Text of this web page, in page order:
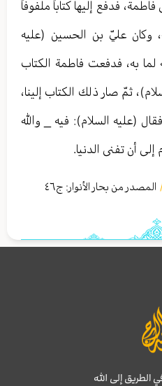
فدفع إليها كتاباً ملفوفاً
وكان عليّ بن الحسين (عليه
لما به، فدفعت فاطمة الكتاب
ثمّ صار ذلك الكتاب إلينا،
(عليه السلام): فيه _ والله
أن تفنى الدنيا.
المصدر من بحار الأنوار: ج٤٦
الطريق إلى الله